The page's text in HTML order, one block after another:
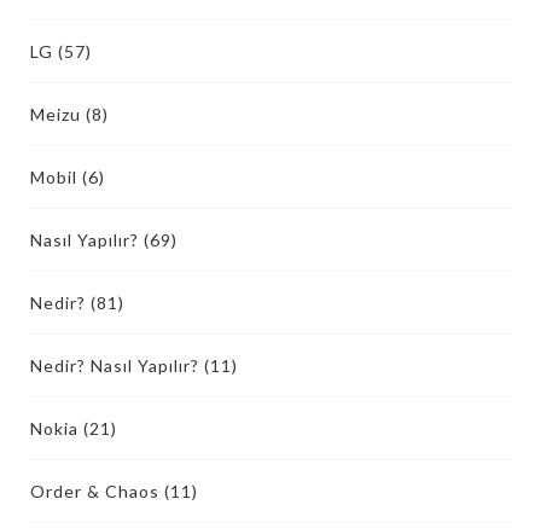
LG (57)
Meizu (8)
Mobil (6)
Nasıl Yapılır? (69)
Nedir? (81)
Nedir? Nasıl Yapılır? (11)
Nokia (21)
Order & Chaos (11)